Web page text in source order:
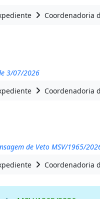
Coordenadoria
3/07/2026
Coordenadoria
de Veto MSV/1965/
Coordenadoria